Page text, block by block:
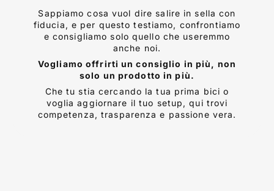
Sappiamo cosa vuol dire salire in sella con
fiducia, e per questo testiamo, confrontiamo
e consigliamo solo quello che useremmo
anche noi.
Vogliamo offrirti un consiglio in più, non
solo un prodotto in più.
Che tu stia cercando la tua prima bici o
voglia aggiornare il tuo setup, qui trovi
competenza, trasparenza e passione vera.